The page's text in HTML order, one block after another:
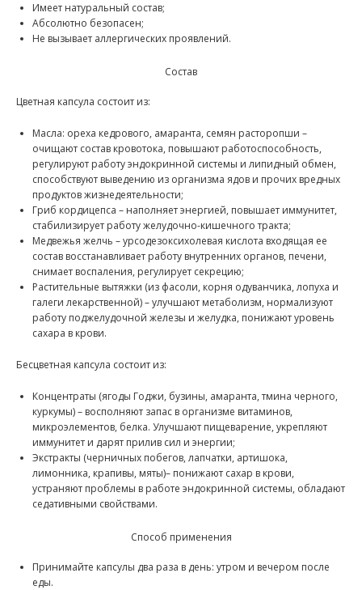
Имеет натуральный состав;
Абсолютно безопасен;
Не вызывает аллергических проявлений.
Состав
Цветная капсула состоит из:
Масла: ореха кедрового, амаранта, семян расторопши –
очищают состав кровотока, повышают работоспособность,
регулируют работу эндокринной системы и липидный обмен,
способствуют выведению из организма ядов и прочих вредных
продуктов жизнедеятельности;
Гриб кордицепса – наполняет энергией, повышает иммунитет,
стабилизирует работу желудочно-кишечного тракта;
Медвежья желчь – урсодезоксихолевая кислота входящая ее
состав восстанавливает работу внутренних органов, печени,
снимает воспаления, регулирует секрецию;
Растительные вытяжки (из фасоли, корня одуванчика, лопуха и
галеги лекарственной) – улучшают метаболизм, нормализуют
работу поджелудочной железы и желудка, понижают уровень
сахара в крови.
Бесцветная капсула состоит из:
Концентраты (ягоды Годжи, бузины, амаранта, тмина черного,
куркумы) – восполняют запас в организме витаминов,
микроэлементов, белка. Улучшают пищеварение, укрепляют
иммунитет и дарят прилив сил и энергии;
Экстракты (черничных побегов, лапчатки, артишока,
лимонника, крапивы, мяты)– понижают сахар в крови,
устраняют проблемы в работе эндокринной системы, обладают
седативными свойствами.
Способ применения
Принимайте капсулы два раза в день: утром и вечером после
еды.